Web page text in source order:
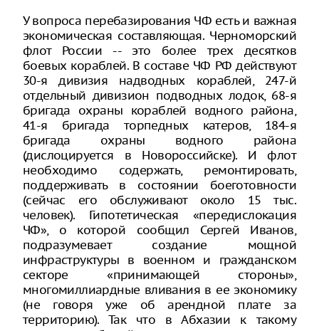
У вопроса перебазирования ЧФ есть и важная
экономическая составляющая. Черноморский
флот России -- это более трех десятков
боевых кораблей. В составе ЧФ РФ действуют
30-я дивизия надводных кораблей, 247-й
отдельный дивизион подводных лодок, 68-я
бригада охраны кораблей водного района,
41-я бригада торпедных катеров, 184-я
бригада охраны водного района
(дислоцируется в Новороссийске). И флот
необходимо содержать, ремонтировать,
поддерживать в состоянии боеготовности
(сейчас его обслуживают около 15 тыс.
человек). Гипотетическая «передислокация
ЧФ», о которой сообщил Сергей Иванов,
подразумевает создание мощной
инфраструктуры в военном и гражданском
секторе «принимающей стороны»,
многомиллиардные вливания в ее экономику
(не говоря уже об арендной плате за
территорию). Так что в Абхазии к такому